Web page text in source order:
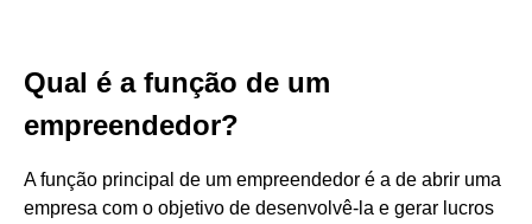
Qual é a função de um
empreendedor?
A função principal de um empreendedor é a de abrir uma
empresa com o objetivo de desenvolvê-la e gerar lucros